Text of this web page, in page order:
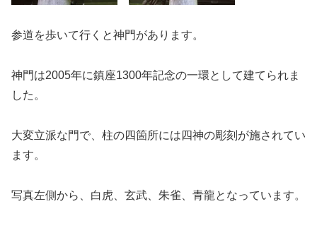
参道を歩いて行くと神門があります。
神門は2005年に鎮座1300年記念の一環として建てられま
した。
大変立派な門で、柱の四箇所には四神の彫刻が施されてい
ます。
写真左側から、白虎、玄武、朱雀、青龍となっています。